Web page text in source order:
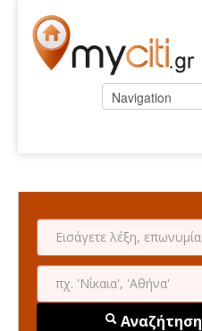
Αναζήτηση